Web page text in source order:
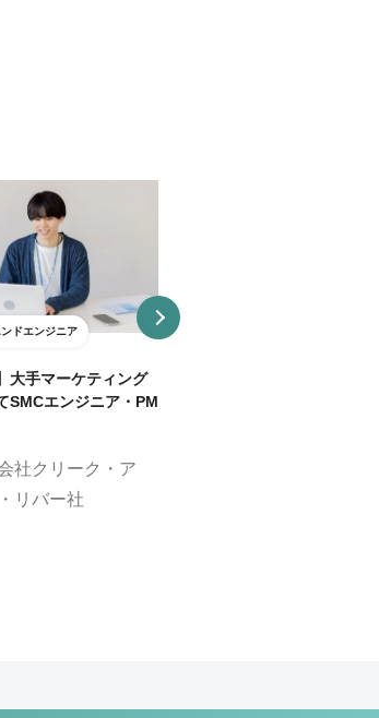
ドエンジニア
大手マーケティング
SMCエンジニア・PM
社クリーク・ア
リバー社